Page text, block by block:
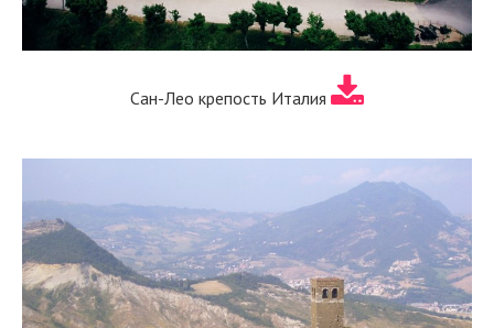
Сан-Лео крепость Италия